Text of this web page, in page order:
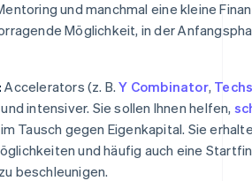
und manchmal eine kleine
Möglichkeit, in der
Accelerators (z. B.Y Combinator,
intensiver. Sie sollen Ihnen helfen,
Tausch gegen Eigenkapital. Sie
und häufig auch eine
beschleunigen.